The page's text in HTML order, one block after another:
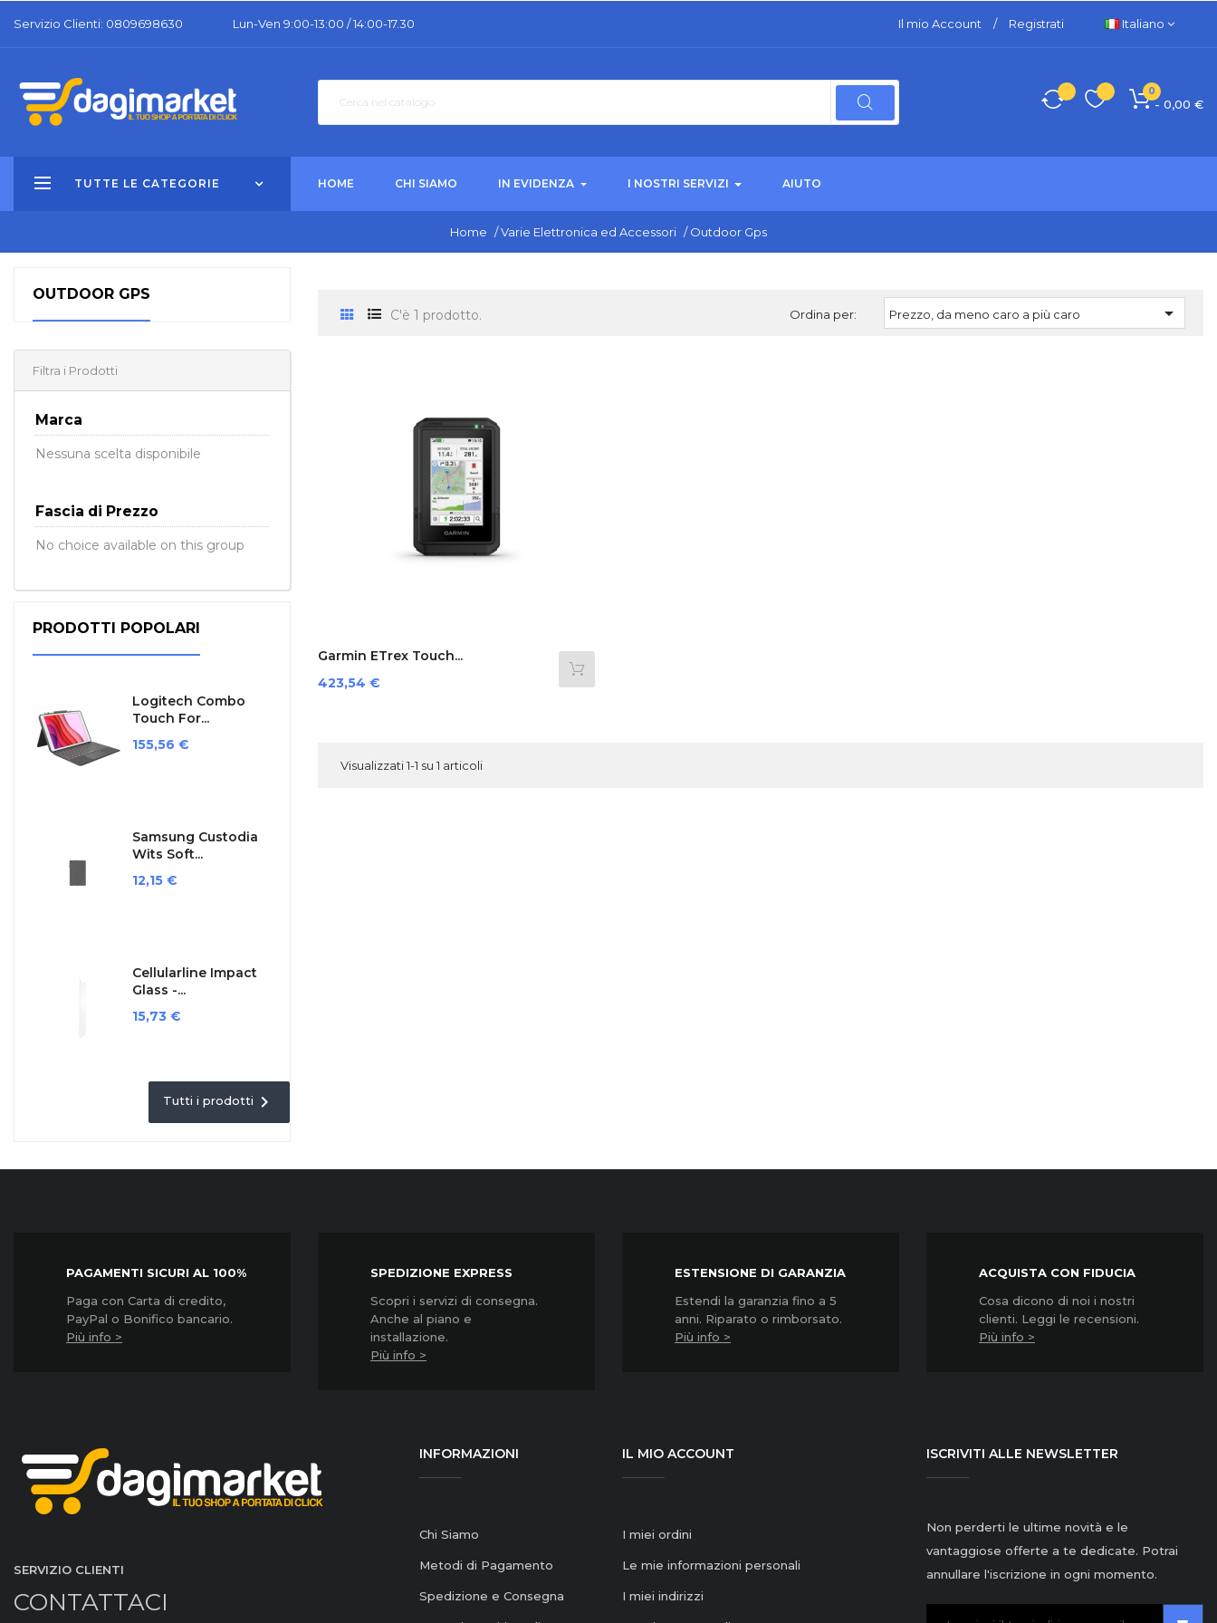
Servizio Clienti: 0809698630 Lun-Ven 9:00-13:00 / 14:00-17.30 Il mio Account / Registrati Italiano
0
- 0,00 €
TUTTE LE CATEGORIE HOME CHI SIAMO IN EVIDENZA I NOSTRI SERVIZI AIUTO
Home /Varie Elettronica ed Accessori / Outdoor Gps
OUTDOOR GPS
Filtra i Prodotti
Marca
Nessuna scelta disponibile
Fascia di Prezzo
No choice available on this group
PRODOTTI POPOLARI
Logitech Combo
Touch For...
Prezzo
155,56 €
Samsung Custodia
Wits Soft...
Prezzo
12,15 €
Cellularline Impact
Glass -...
Prezzo
15,73 €
Tutti i prodotti 
C'è 1 prodotto. Ordina per: Prezzo, da meno caro a più caro 
Garmin ETrex Touch...
Prezzo
423,54 €
Visualizzati 1-1 su 1 articoli
PAGAMENTI SICURI AL 100%
Paga con Carta di credito,
PayPal o Bonifico bancario.
Più info >
SPEDIZIONE EXPRESS
Scopri i servizi di consegna.
Anche al piano e
installazione.
Più info >
ESTENSIONE DI GARANZIA
Estendi la garanzia fino a 5
anni. Riparato o rimborsato.
Più info >
ACQUISTA CON FIDUCIA
Cosa dicono di noi i nostri
clienti. Leggi le recensioni.
Più info >
SERVIZIO CLIENTI
CONTATTACI
INFORMAZIONI
Chi Siamo
Metodi di Pagamento
Spedizione e Consegna
IL MIO ACCOUNT
I miei ordini
Le mie informazioni personali
I miei indirizzi
ISCRIVITI ALLE NEWSLETTER
Non perderti le ultime novità e le
vantaggiose offerte a te dedicate. Potrai
annullare l'iscrizione in ogni momento.